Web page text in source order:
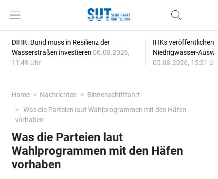
DIHK: Bund muss in Resilienz der
Wasserstraßen investieren 06.08.2026,
11:49 Uhr
IHKs veröffentlichen
Niedrigwasser-
05.08.2026, 15:21
Home Nachrichten
Binnenschifffahrt
Was die Parteien laut Wahlprogrammen mit den Häfen
vorhaben
Was die Parteien laut
Wahlprogrammen mit den Häfen
vorhaben